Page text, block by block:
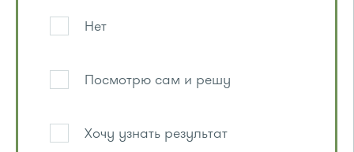
Нет
Посмотрю сам и решу
Хочу узнать результат